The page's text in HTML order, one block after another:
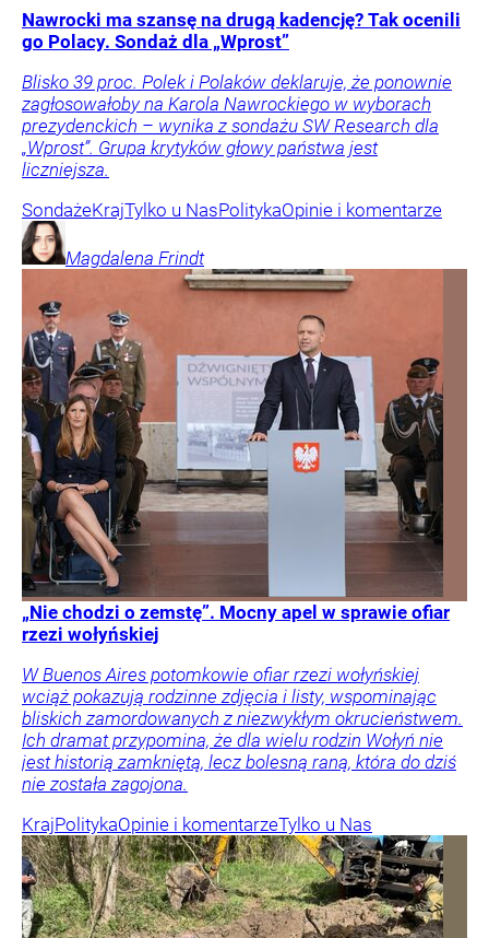
Nawrocki ma szansę na drugą kadencję? Tak ocenili
go Polacy. Sondaż dla „Wprost”
Blisko 39 proc. Polek i Polaków deklaruje, że ponownie
zagłosowałoby na Karola Nawrockiego w wyborach
prezydenckich – wynika z sondażu SW Research dla
„Wprost”. Grupa krytyków głowy państwa jest
liczniejsza.
SondażeKrajTylko u NasPolitykaOpinie i komentarze
Magdalena Frindt
„Nie chodzi o zemstę”. Mocny apel w sprawie ofiar
rzezi wołyńskiej
W Buenos Aires potomkowie ofiar rzezi wołyńskiej
wciąż pokazują rodzinne zdjęcia i listy, wspominając
bliskich zamordowanych z niezwykłym okrucieństwem.
Ich dramat przypomina, że dla wielu rodzin Wołyń nie
jest historią zamkniętą, lecz bolesną raną, która do dziś
nie została zagojona.
KrajPolitykaOpinie i komentarzeTylko u Nas